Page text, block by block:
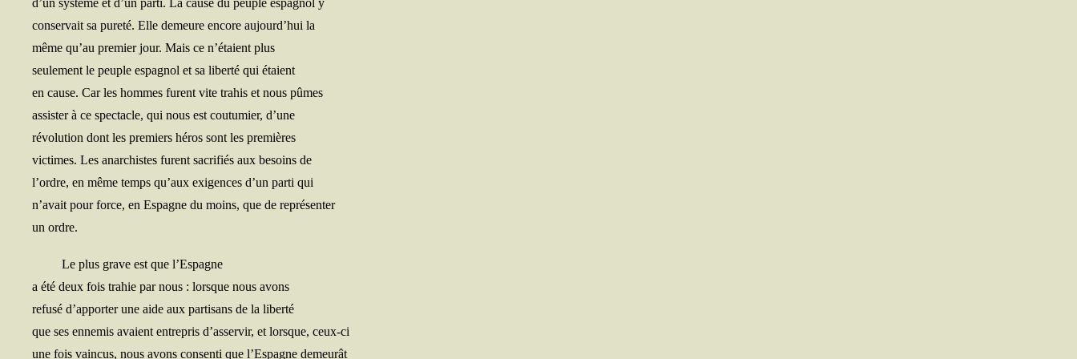
conser­vait sa pure­té. Elle demeure encore aujourd’hui la
même qu’au pre­mier jour. Mais ce n’étaient plus
seule­ment le peuple espa­gnol et sa liber­té qui étaient
en cause. Car les hommes furent vite tra­his et nous pûmes
assis­ter à ce spec­tacle, qui nous est cou­tu­mier, d’une
révo­lu­tion dont les pre­miers héros sont les premières
vic­times. Les anar­chistes furent sacri­fiés aux besoins de
l’ordre, en même temps qu’aux exi­gences d’un par­ti qui
n’avait pour force, en Espagne du moins, que de représenter
un ordre.
Le plus grave est que l’Espagne
a été deux fois tra­hie par nous : lorsque nous avons
refu­sé d’apporter une aide aux par­ti­sans de la liberté
que ses enne­mis avaient entre­pris d’asservir, et lorsque, ceux-ci
une fois vain­cus, nous avons consen­ti que l’Espagne demeurât